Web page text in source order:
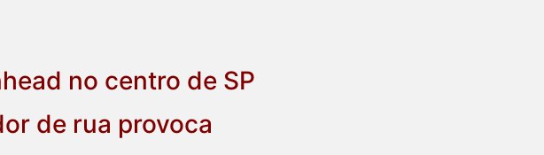
no centro de SP
de rua provoca